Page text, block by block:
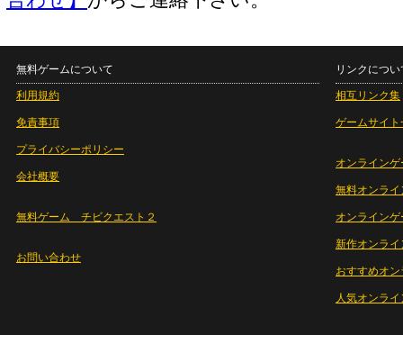
無料ゲームについて
利用規約
免責事項
プライバシーポリシー
会社概要
無料ゲーム チビクエスト２
お問い合わせ
リンクについ
相互リンク集
ゲームサイト
オンラインゲ
無料オンライ
オンライン
新作オンライ
おすすめオ
人気オンラ